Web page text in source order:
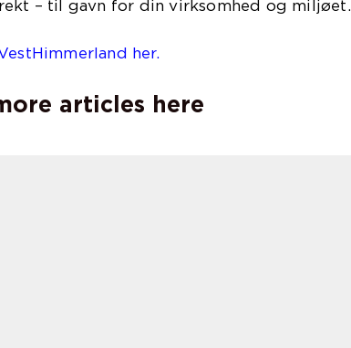
– til gavn for din virksomhed og miljøet.
her.
articles here